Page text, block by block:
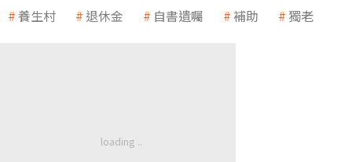
養生村 退休金 自書遺囑 補助 獨老